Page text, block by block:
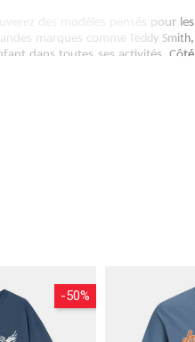
des modèles pensés pour les
marques comme Teddy Smith,
dans toutes ses activités. Côté
des logos discrets ou des designs
-50%